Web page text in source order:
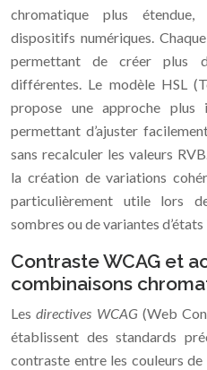
chromatique plus
dispositifs numériques.
permettant de créer plus
différentes. Le modèle HSL
propose une approche plus
permettant d’ajuster
sans recalculer les valeurs
la création de variations
particulièrement utile lors
sombres ou de variantes
Contraste WCAG et
combinaisons
Lesdirectives WCAG(Web
établissent des standards
contraste entre les couleurs